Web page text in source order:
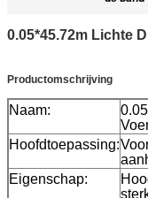
0.05*45.72m Lichte
Productomschrijving
Naam:
Hoofdtoepassing:
Eigenschap: